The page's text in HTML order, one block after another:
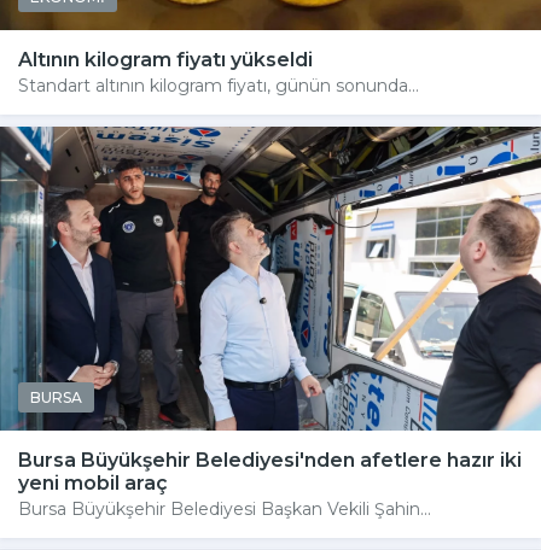
Altının kilogram fiyatı yükseldi
Standart altının kilogram fiyatı, günün sonunda...
BURSA
Bursa Büyükşehir Belediyesi'nden afetlere hazır iki
yeni mobil araç
Bursa Büyükşehir Belediyesi Başkan Vekili Şahin...